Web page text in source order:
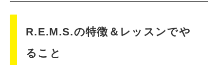
R.E.M.S.の特徴＆レッスンでや
ること